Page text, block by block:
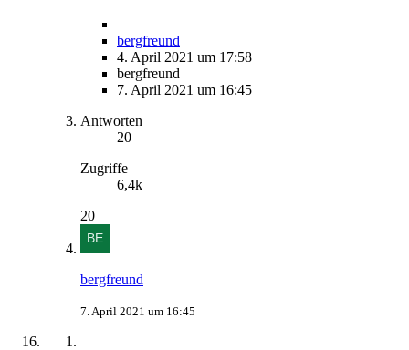
bergfreund
4. April 2021 um 17:58
bergfreund
7. April 2021 um 16:45
Antworten
20
Zugriffe
6,4k
20
bergfreund
7. April 2021 um 16:45